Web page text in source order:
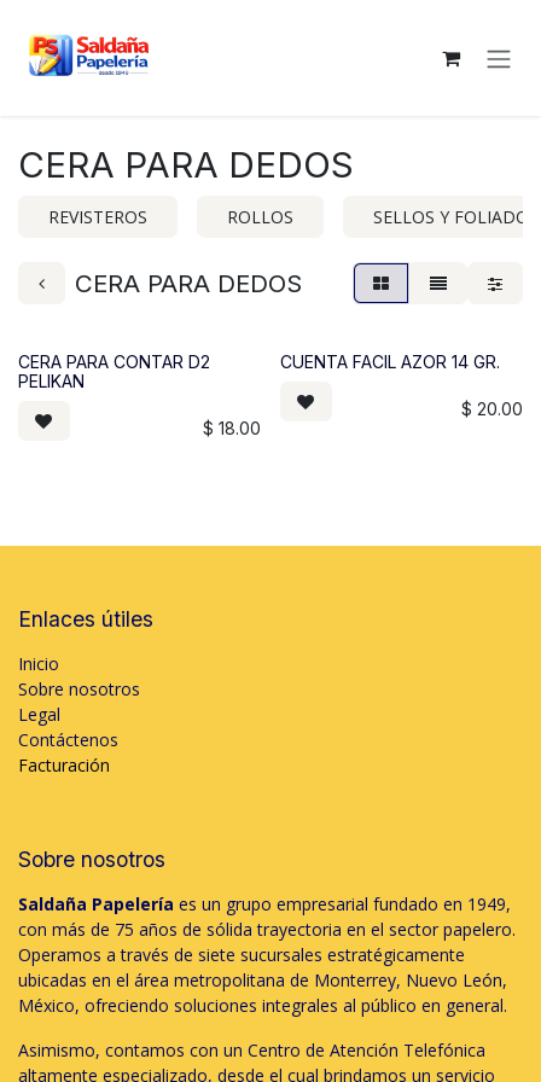
CERA PARA DEDOS
REVISTEROS ROLLOS SELLOS Y
CERA PARA DEDOS
CERA PARA CONTAR D2
PELIKAN
$ 18.00
CUENTA FACIL AZOR 14 GR.
$ 20.00
Enlaces útiles
Inicio
Sobre nosotros
Legal
Contáctenos
Facturación
Sobre nosotros
Saldaña Papelería es un grupo empresarial fundado en 1949,
con más de 75 años de sólida trayectoria en el sector papelero.
Operamos a través de siete sucursales estratégicamente
ubicadas en el área metropolitana de Monterrey, Nuevo León,
México, ofreciendo soluciones integrales al público en general.
Asimismo, contamos con un Centro de Atención Telefónica
altamente especializado, desde el cual brindamos un servicio